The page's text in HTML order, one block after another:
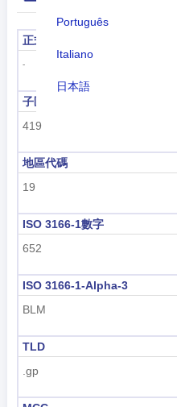
Português
Italiano
日本語
tiếng Việt
한국어
正式名稱
-
子區域代碼
419
地區代碼
19
ISO 3166-1數字
652
ISO 3166-1-Alpha-3
BLM
TLD
.gp